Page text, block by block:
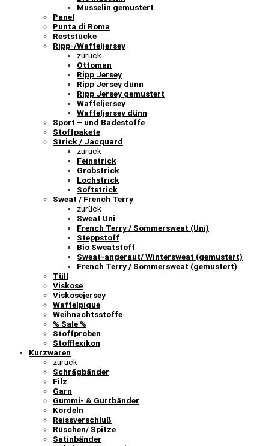
Musselin gemustert
Panel
Punta di Roma
Reststücke
Ripp-/Waffeljersey
zurück
Ottoman
Ripp Jersey
Ripp Jersey dünn
Ripp Jersey gemustert
Waffeljersey
Waffeljersey dünn
Sport – und Badestoffe
Stoffpakete
Strick / Jacquard
zurück
Feinstrick
Grobstrick
Lochstrick
Softstrick
Sweat / French Terry
zurück
Sweat Uni
French Terry / Sommersweat (Uni)
Steppstoff
Bio Sweatstoff
Sweat-angeraut/ Wintersweat (gemustert)
French Terry / Sommersweat (gemustert)
Tüll
Viskose
Viskosejersey
Waffelpiqué
Weihnachtsstoffe
% Sale %
Stoffproben
Stofflexikon
Kurzwaren
zurück
Schrägbänder
Filz
Garn
Gummi- & Gurtbänder
Kordeln
Reissverschluß
Rüschen/ Spitze
Satinbänder